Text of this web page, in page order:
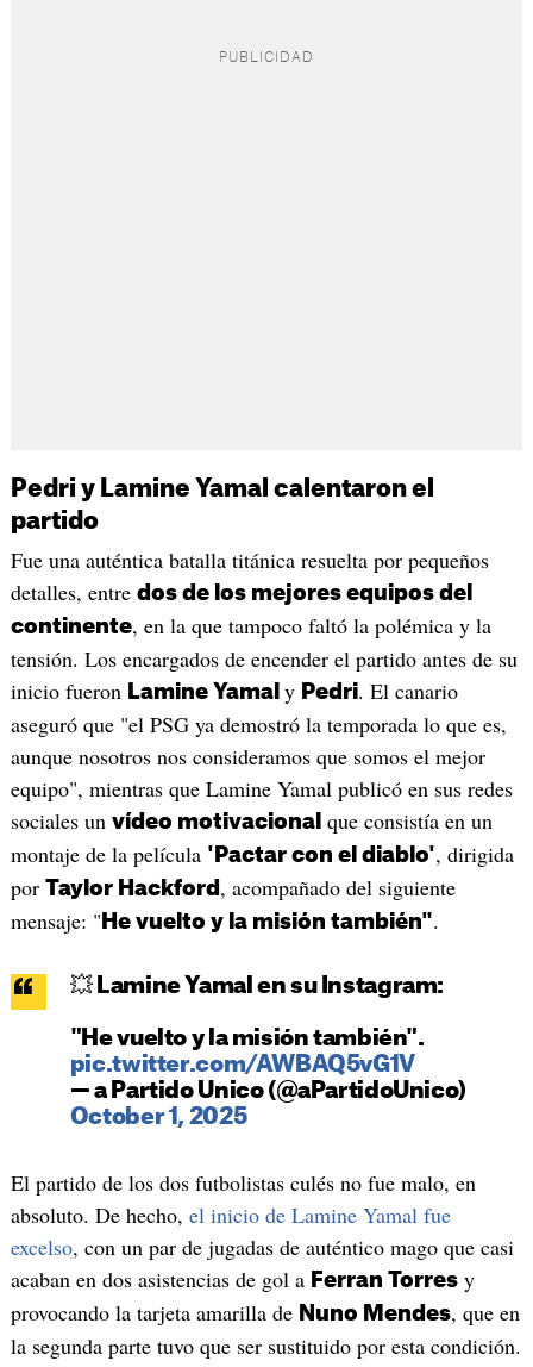
Pedri y Lamine Yamal calentaron el
partido
Fue una auténtica batalla titánica resuelta por pequeños
detalles, entre dos de los mejores equipos del
continente, en la que tampoco faltó la polémica y la
tensión. Los encargados de encender el partido antes de su
inicio fueron Lamine Yamal y Pedri. El canario
aseguró que "el PSG ya demostró la temporada lo que es,
aunque nosotros nos consideramos que somos el mejor
equipo", mientras que Lamine Yamal publicó en sus redes
sociales un vídeo motivacional que consistía en un
montaje de la película 'Pactar con el diablo', dirigida
por Taylor Hackford , acompañado del siguiente
mensaje: " He vuelto y la misión también".
💥 Lamine Yamal en su Instagram:
"He vuelto y la misión también".
pic.twitter.com/AWBAQ5vG1V
— a Partido Unico (@aPartidoUnico)
October 1, 2025
El partido de los dos futbolistas culés no fue malo, en
absoluto. De hecho, el inicio de Lamine Yamal fue
excelso, con un par de jugadas de auténtico mago que casi
acaban en dos asistencias de gol a Ferran Torresy
provocando la tarjeta amarilla de Nuno Mendes, que en
la segunda parte tuvo que ser sustituido por esta condición.